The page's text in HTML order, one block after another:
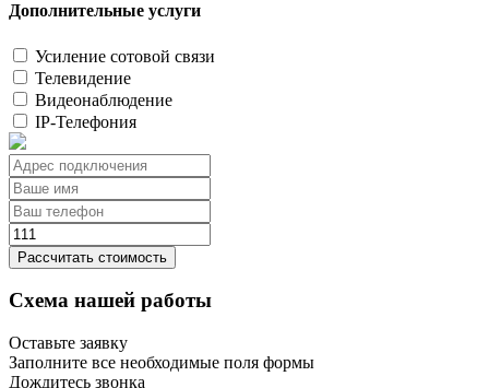
Дополнительные услуги
Усиление сотовой связи
Телевидение
Видеонаблюдение
IP-Телефония
Рассчитать стоимость
Схема нашей работы
Оставьте заявку
Заполните все необходимые поля формы
Дождитесь звонка